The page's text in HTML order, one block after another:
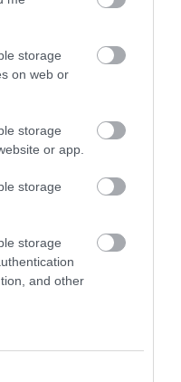
storage
on web or
storage
or app.
storage
storage
and other
előértékesítése
hozzájutni a Volkswagen
Caddy Cargo 1st Edition 2.0